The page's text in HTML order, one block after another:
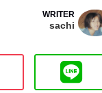
WRITER
sachi